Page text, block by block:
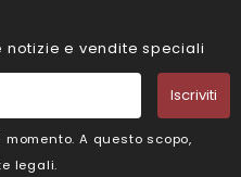
notizie e vendite speciali
Iscriviti
A questo scopo,
legali.